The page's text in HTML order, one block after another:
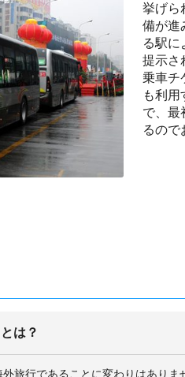
挙げら
備が進
る駅に
提示さ
乗車チ
も利
で、最
るので
は？
旅行であることに変わりはありま